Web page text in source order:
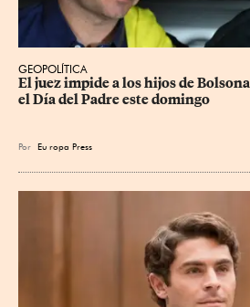
GEOPOLÍTICA
El juez impide a los hijos de
el Día del Padre este domingo
Por Eu ropa Press